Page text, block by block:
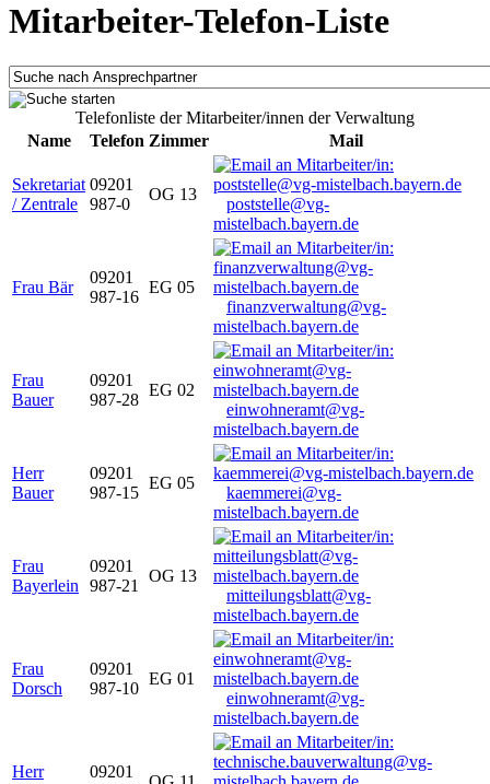
Mitarbeiter-Telefon-Liste
Telefonliste der Mitarbeiter/innen der Verwaltung
Name
Telefon Zimmer Mail
Sekretariat
/ Zentrale
09201
987-0
OG 13
poststelle@vg-
mistelbach.bayern.de
Frau Bär
09201
987-16
EG 05
finanzverwaltung@vg-
mistelbach.bayern.de
Frau
Bauer
09201
987-28
EG 02
einwohneramt@vg-
mistelbach.bayern.de
Herr
Bauer
09201
987-15
EG 05
kaemmerei@vg-
mistelbach.bayern.de
Frau
Bayerlein
09201
987-21
OG 13
mitteilungsblatt@vg-
mistelbach.bayern.de
Frau
Dorsch
09201
987-10
EG 01
einwohneramt@vg-
mistelbach.bayern.de
Herr
09201